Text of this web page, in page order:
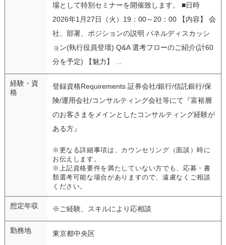
場として特別セミナーを開催致します。 ■日時
2026年1月27日（火）19：00～20：00 【内容】 会
社、部署、ポジションの説明 パネルディスカッシ
ョン(執行役員登壇) Q&A 選考フローのご紹介(計60
分を予定) 【魅力】 ...
経験・資
格
登録資格Requirements 証券会社/銀行/信託銀行/保
険/運用会社/コンサルティング会社等にて『富裕層
のお客さまをメインとしたコンサルティング経験が
ある方』
※更なる詳細事項は、カウンセリング（面談）時に
お伝えします。
※上記資格要件を満たしていない方でも、応募・書
類選考可能な場合がありますので、遠慮なくご相談
ください。
想定年収 ※ご経験、スキルにより応相談
勤務地 東京都中央区